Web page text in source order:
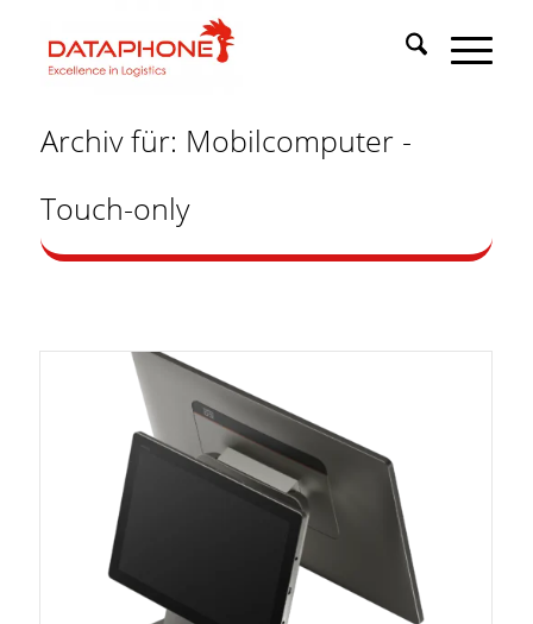
Archiv für: Mobilcomputer -
Touch-only